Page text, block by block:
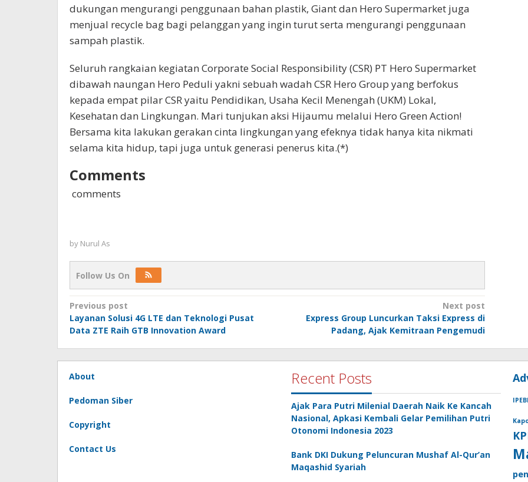
dukungan mengurangi penggunaan bahan plastik, Giant dan Hero Supermarket juga
menjual recycle bag bagi pelanggan yang ingin turut serta mengurangi penggunaan
sampah plastik.
Seluruh rangkaian kegiatan Corporate Social Responsibility (CSR) PT Hero Supermarket
dibawah naungan Hero Peduli yakni sebuah wadah CSR Hero Group yang berfokus
kepada empat pilar CSR yaitu Pendidikan, Usaha Kecil Menengah (UKM) Lokal,
Kesehatan dan Lingkungan. Mari tunjukan aksi Hijaumu melalui Hero Green Action!
Bersama kita lakukan gerakan cinta lingkungan yang efeknya tidak hanya kita nikmati
selama kita hidup, tapi juga untuk generasi penerus kita.(*)
Comments
comments
by Nurul As
Follow Us On
Post
navigation
Previous post
Layanan Solusi 4G LTE dan Teknologi Pusat
Data ZTE Raih GTB Innovation Award
Next post
Express Group Luncurkan Taksi Express di
Padang, Ajak Kemitraan Pengemudi
About
Pedoman Siber
Copyright
Contact Us
Recent Posts
Ajak Para Putri Milenial Daerah Naik Ke Kancah
Nasional, Apkasi Kembali Gelar Pemilihan Putri
Otonomi Indonesia 2023
Bank DKI Dukung Peluncuran Mushaf Al-Qur’an
Maqashid Syariah